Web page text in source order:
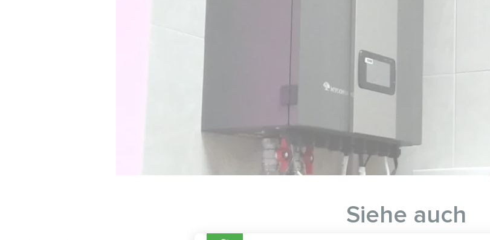
Siehe auch